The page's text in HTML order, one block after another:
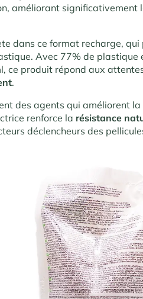
améliorant significativement
dans ce format recharge, qui
Avec 77% de plastique
ce produit répond aux
.
des agents qui améliorent
renforce la résistance
déclencheurs des